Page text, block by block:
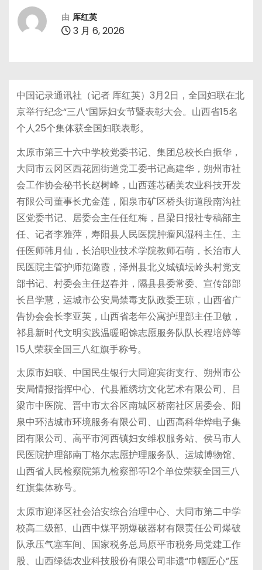
由 厍红英
3 月 6, 2026
中国记录通讯社（记者 厍红英）3月2日，全国妇联在北
京举行纪念“三八”国际妇女节暨表彰大会。山西省15名
个人25个集体获全国妇联表彰。
太原市第三十六中学校党委书记、集团总校长白振华，
大同市云冈区西花园街道党工委书记高建华，朔州市社
会工作协会秘书长赵树峰，山西莲芯硒美农业科技开发
有限公司董事长尤金莲，阳泉市矿区桥头街道段南沟社
区党委书记、居委会主任任红梅，吕梁日报社专稿部主
任、记者李雅萍，寿阳县人民医院肿瘤风湿科主任、主
任医师韩月仙，长治职业技术学院教师石萌，长治市人
民医院主管护师范潞霞，泽州县北义城镇坛岭头村党支
部书记、村委会主任赵春并，隰县县委常委、宣传部部
长吕学慧，运城市公安局禁毒支队政委王琼，山西省广
告协会会长李亚英，山西省老年公寓护理部主任卫敏，
祁县新时代文明实践温暖昭馀志愿服务队队长程培婷等
15人荣获全国三八红旗手称号。
太原市妇联、中国民生银行大同迎宾街支行、朔州市公
安局情报指挥中心、代县雁绣坊文化艺术有限公司、吕
梁市中医院、晋中市太谷区南城区桥南社区居委会、阳
泉中环洁城市环境服务有限公司、山西高科华烨电子集
团有限公司、高平市河西镇妇女维权服务站、侯马市人
民医院护理部南丁格尔志愿护理服务队、运城博物馆、
山西省人民检察院第九检察部等12个单位荣获全国三八
红旗集体称号。
太原市迎泽区社会治安综合治理中心、大同市第二中学
校高二级部、山西中煤平朔爆破器材有限责任公司爆破
队承压气塞车间、国家税务总局原平市税务局党建工作
股、山西绿德农业科技股份有限公司非遗“巾帼匠心”压